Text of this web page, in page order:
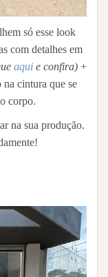
só esse look
com detalhes em
aqui e confira)+
cintura que se
corpo.
na sua produção.